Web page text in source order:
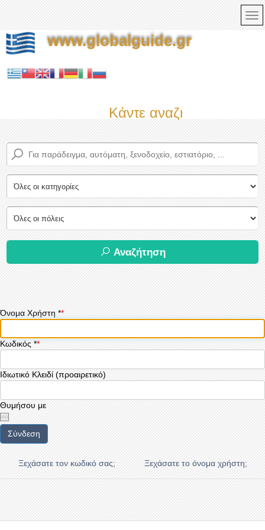
www.globalguide.gr
Κάντε αναζήτηση τώρα
Αναζήτηση
Όνομα Χρήστη *
Κωδικός*
Ιδιωτικό Κλειδί (προαιρετικό)
Θυμήσου με
Σύνδεση
Ξεχάσατε τον κωδικό σας; Ξεχάσατε το όνομα χρήστη;